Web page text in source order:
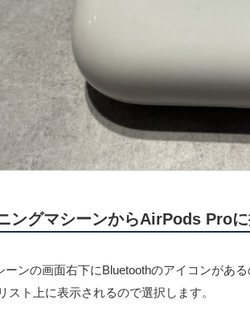
ングマシーンからAirPods Proに
ーンの画面右下にBluetoothのアイコンがあ
スト上に表示されるので選択します。